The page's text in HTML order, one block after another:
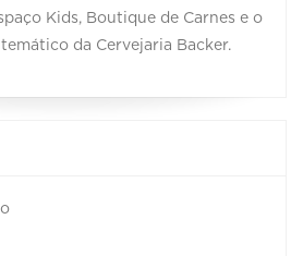
Kids, Boutique de Carnes e o
da Cervejaria Backer.